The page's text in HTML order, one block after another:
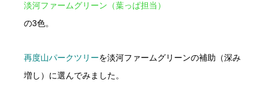
淡河ファームグリーン（葉っぱ担当）
の3色。
再度山パークツリーを淡河ファームグリーンの補助（深み
増し）に選んでみました。